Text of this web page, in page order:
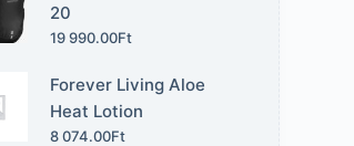
20
19 990.00Ft
Forever Living Aloe
Heat Lotion
8 074.00Ft